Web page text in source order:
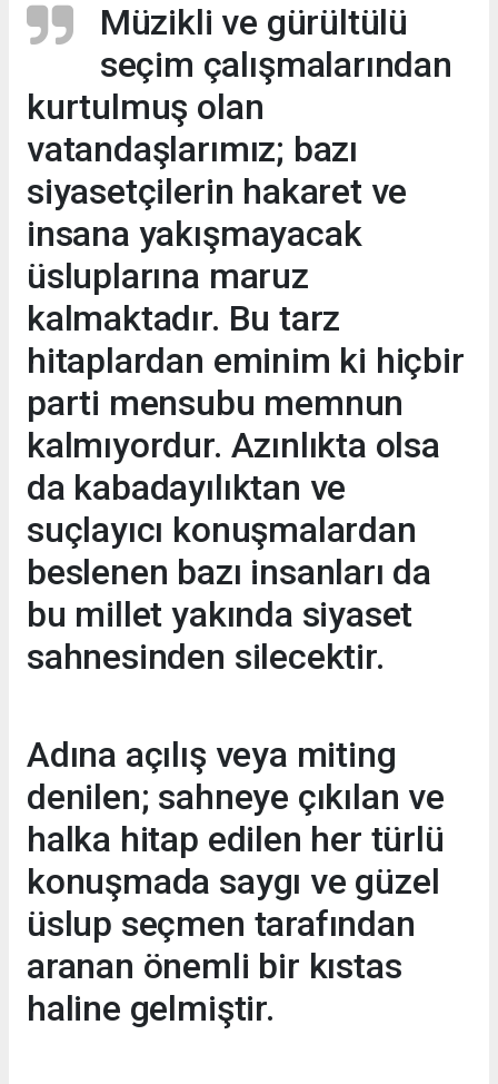
Müzikli ve gürültülü
seçim çalışmalarından
kurtulmuş olan
vatandaşlarımız; bazı
siyasetçilerin hakaret ve
insana yakışmayacak
üsluplarına maruz
kalmaktadır. Bu tarz
hitaplardan eminim ki hiçbir
parti mensubu memnun
kalmıyordur. Azınlıkta olsa
da kabadayılıktan ve
suçlayıcı konuşmalardan
beslenen bazı insanları da
bu millet yakında siyaset
sahnesinden silecektir.
Adına açılış veya miting
denilen; sahneye çıkılan ve
halka hitap edilen her türlü
konuşmada saygı ve güzel
üslup seçmen tarafından
aranan önemli bir kıstas
haline gelmiştir.